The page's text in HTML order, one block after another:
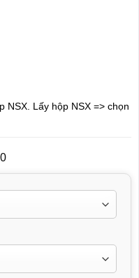
NSX. Lấy hộp NSX => chọn